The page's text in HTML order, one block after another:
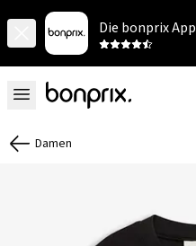
Die bonprix App
Damen